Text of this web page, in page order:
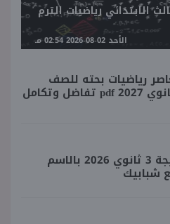
الابتدائي رياضيات الترم
الأحد 02-08-2026 02:54 مـ
رياضيات بحته للصف
الثالث الثانوي 2027 pdf تفاضل وتكامل
معرفة نتيجة 3 ثانوي 2026 بالاسم
شبابيك